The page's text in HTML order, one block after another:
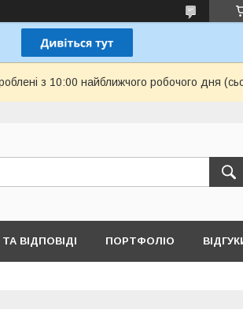
з 10:00 найближчого робочого дня
ВІДПОВІДІ ПОРТФОЛІО